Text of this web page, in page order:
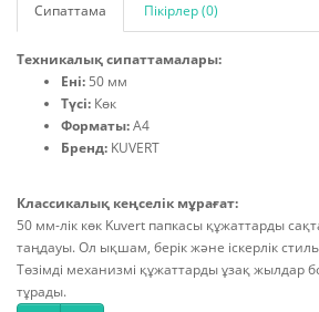
Сипаттама Пікірлер (0)
Техникалық сипаттамалары:
Ені: 50 мм
Түсі: Көк
Форматы:А4
Бренд: KUVERT
Классикалық кеңселік мұрағат:
50 мм-лік көк Kuvert папкасы құжаттарды
таңдауы. Ол ықшам, берік және іскерлік
Төзімді механизмі құжаттарды ұзақ жылдар
тұрады.